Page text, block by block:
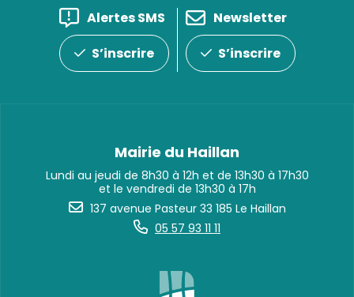
Alertes SMS
S’inscrire
Newsletter
S’inscrire
Mairie du Haillan
Lundi au jeudi de 8h30 à 12h et de 13h30 à 17h30
et le vendredi de 13h30 à 17h
137 avenue Pasteur 33 185 Le Haillan
05 57 93 11 11